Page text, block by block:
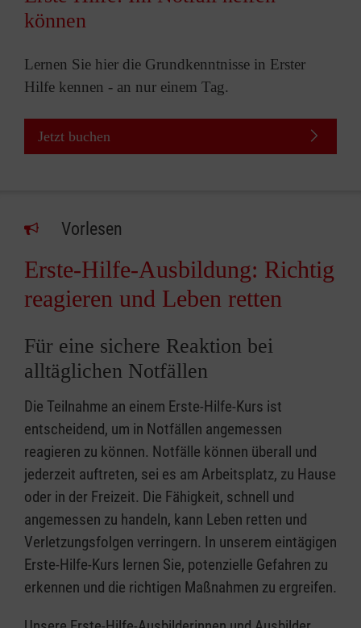
können
Lernen Sie hier die Grundkenntnisse in Erster
Hilfe kennen - an nur einem Tag.
Jetzt buchen
Vorlesen
Erste-Hilfe-Ausbildung: Richtig
reagieren und Leben retten
Für eine sichere Reaktion bei
alltäglichen Notfällen
Die Teilnahme an einem Erste-Hilfe-Kurs ist
entscheidend, um in Notfällen angemessen
reagieren zu können. Notfälle können überall und
jederzeit auftreten, sei es am Arbeitsplatz, zu Hause
oder in der Freizeit. Die Fähigkeit, schnell und
angemessen zu handeln, kann Leben retten und
Verletzungsfolgen verringern. In unserem eintägigen
Erste-Hilfe-Kurs lernen Sie, potenzielle Gefahren zu
erkennen und die richtigen Maßnahmen zu ergreifen.